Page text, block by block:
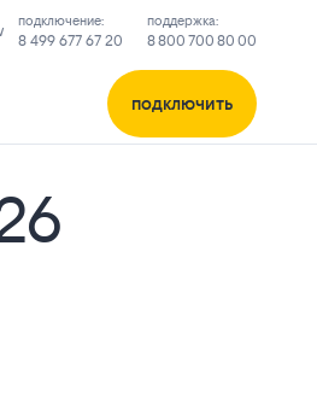
подключение:
8 499 677 67 20
поддержка:
8 800 700 80 00
подключить